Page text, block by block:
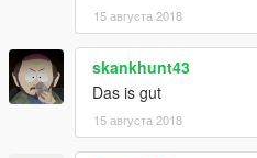
15 августа 2018
skankhunt43
Das is gut
15 августа 2018